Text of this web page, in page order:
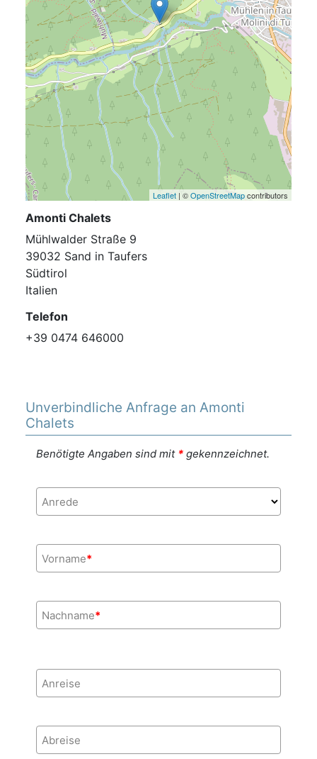
Leaflet | ©OpenStreetMapcontributors
Amonti Chalets
Mühlwalder Straße 9
39032 Sand in Taufers
Südtirol
Italien
Telefon
+39 0474 646000
Unverbindliche Anfrage an Amonti
Chalets
Benötigte Angaben sind mit *gekennzeichnet.
Anrede
Vorname*
Nachname*
Anreise
Abreise